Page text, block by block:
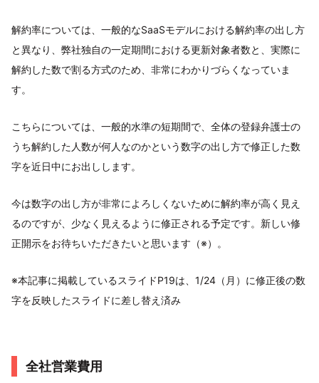
解約率については、一般的なSaaSモデルにおける解約率の出し方
と異なり、弊社独自の一定期間における更新対象者数と、実際に
解約した数で割る方式のため、非常にわかりづらくなっていま
す。
こちらについては、一般的水準の短期間で、全体の登録弁護士の
うち解約した人数が何人なのかという数字の出し方で修正した数
字を近日中にお出しします。
今は数字の出し方が非常によろしくないために解約率が高く見え
るのですが、少なく見えるように修正される予定です。新しい修
正開示をお待ちいただきたいと思います（※）。
※本記事に掲載しているスライドP19は、1/24（月）に修正後の数
字を反映したスライドに差し替え済み
全社営業費用